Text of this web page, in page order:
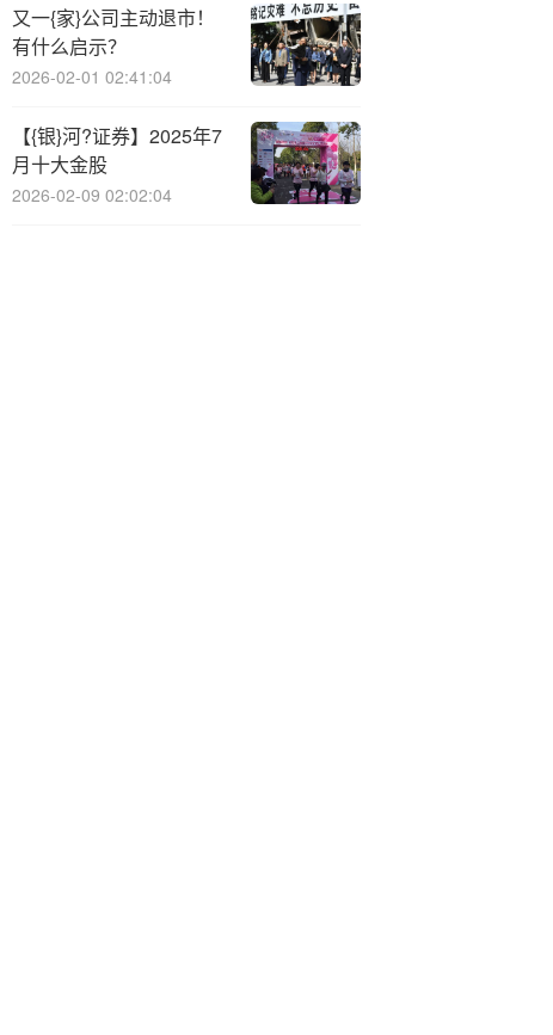
又一{家}公司主动退市！
有什么启示？
2026-02-01 02:41:04
【{银}河?证券】2025年7
月十大金股
2026-02-09 02:02:04